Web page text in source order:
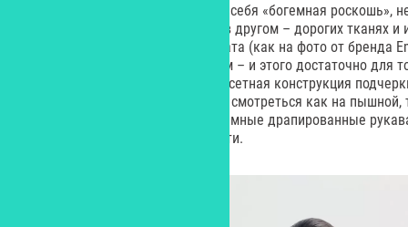
Образ, который мы назвали для себя «богемная роскошь»,
люрекса и блеска, его роскошь в другом – дорогих тканях
топ из черного хлопкового бархата (как на фото от бренда
фактурой и эффектным силуэтом – и этого достаточно для
роскошно. Глубокий вырез и корсетная конструкция
такая модель будет гармонично смотреться как на
открывает спину и плечи, а объемные драпированные
добавляют образу драматичности.